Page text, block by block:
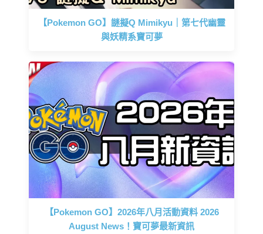
【Pokemon GO】謎擬Q Mimikyu｜第七代幽靈
與妖精系寶可夢
【Pokemon GO】2026年八月活動資料 2026
August News！寶可夢最新資訊